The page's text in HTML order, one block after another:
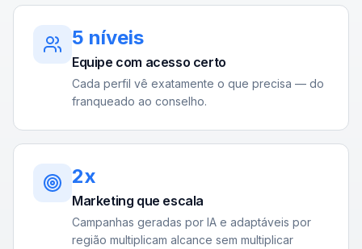
5 níveis
Equipe com acesso certo
Cada perfil vê exatamente o que precisa — do
franqueado ao conselho.
2x
Marketing que escala
Campanhas geradas por IA e adaptáveis por
região multiplicam alcance sem multiplicar